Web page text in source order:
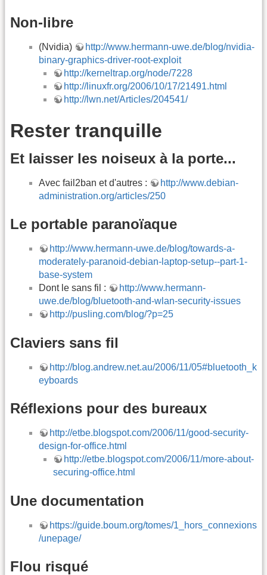
Non-libre
(Nvidia)
http://www.hermann-uwe.de/blog/nvidia-
binary-graphics-driver-root-exploit
http://kerneltrap.org/node/7228
http://linuxfr.org/2006/10/17/21491.html
http://lwn.net/Articles/204541/
Rester tranquille
Et laisser les noiseux à la porte...
Avec fail2ban et d'autres :
http://www.debian-
administration.org/articles/250
Le portable paranoïaque
http://www.hermann-uwe.de/blog/towards-a-
moderately-paranoid-debian-laptop-setup--part-1-
base-system
Dont le sans fil :
http://www.hermann-
uwe.de/blog/bluetooth-and-wlan-security-issues
http://pusling.com/blog/?p=25
Claviers sans fil
http://blog.andrew.net.au/2006/11/05#bluetooth_k
eyboards
Réflexions pour des bureaux
http://etbe.blogspot.com/2006/11/good-security-
design-for-office.html
http://etbe.blogspot.com/2006/11/more-about-
securing-office.html
Une documentation
https://guide.boum.org/tomes/1_hors_connexions
/unepage/
Flou risqué